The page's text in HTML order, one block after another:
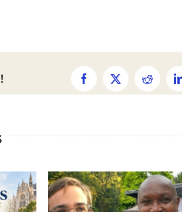
Facebook
X Reddit